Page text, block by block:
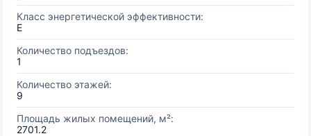
Класс энергетической эффективности:
E
Количество подъездов:
1
Количество этажей:
9
Площадь жилых помещений, м²:
2701.2